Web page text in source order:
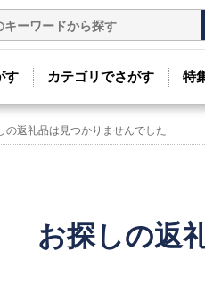
す カテゴリでさがす 特
の返礼品は見つかりませんでした
お探しの返